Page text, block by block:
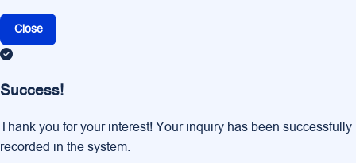
Close
Success!
Thank you for your interest! Your inquiry has been successfully
recorded in the system.